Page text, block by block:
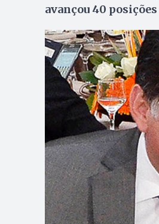
avançou 40